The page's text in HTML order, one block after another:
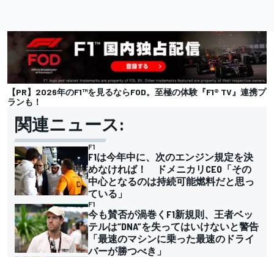
【PR】2026年のF1™を見るならFOD。至極の体験『F1® TV』連携プ
ランも！
関連ニュース:
F1
F1は今年中に、次のエンジン規定を決
めなければ！ ドメニカリCEO「その
中心となるのは持続可能燃料だと思っ
ている」
F1
今も賛否が渦巻くF1新規則、王者ベッ
テルは“DNA”を失ってはいけないと警告
「最速のマシンに乗った最速のドライ
バーが勝つべき」